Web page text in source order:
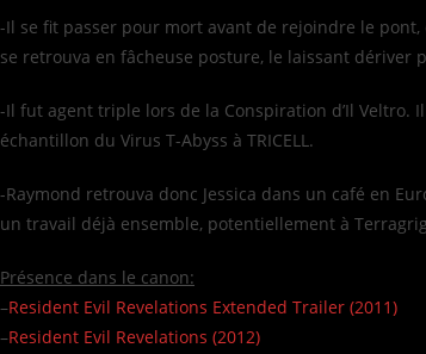
-Il se fit passer pour mort avant de rejoindre le
se retrouva en fâcheuse posture, le laissant dériver
-Il fut agent triple lors de la Conspiration d’Il Veltro.
échantillon du Virus T-Abyss à TRICELL.
-Raymond retrouva donc Jessica dans un café en
un travail déjà ensemble, potentiellement à
Présence dans le canon:
–Resident Evil Revelations Extended Trailer (2011)
–Resident Evil Revelations (2012)